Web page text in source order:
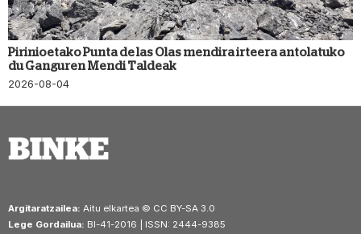
Pirinioetako Punta de las Olas mendira irteera antolatuko
du Ganguren Mendi Taldeak
2026-08-04
Argitaratzailea: Aitu elkartea © CC BY-SA 3.0
Lege Gordailua: BI-41-2016 | ISSN: 2444-9385